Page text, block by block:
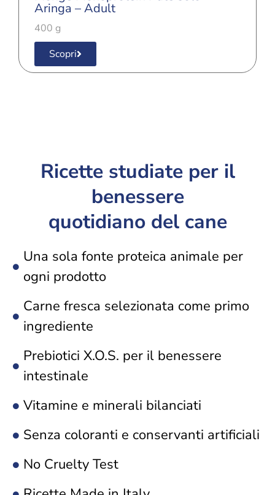
Aringa – Adult
400 g
Scopri
Ricette studiate per il
benessere
quotidiano del cane
Una sola fonte proteica animale per
ogni prodotto
Carne fresca selezionata come primo
ingrediente
Prebiotici X.O.S. per il benessere
intestinale
Vitamine e minerali bilanciati
Senza coloranti e conservanti artificiali
No Cruelty Test